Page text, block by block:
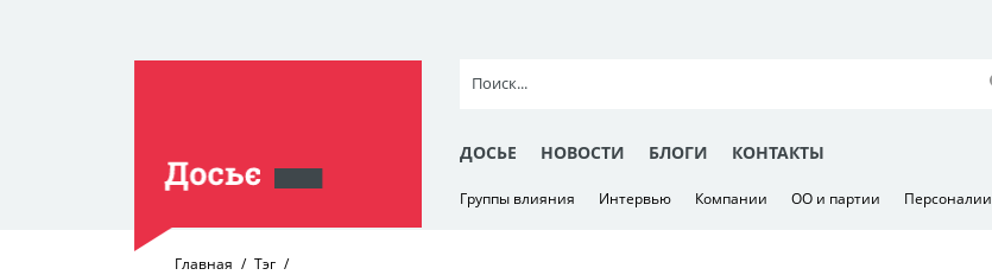
ДОСЬЕ НОВОСТИ БЛОГИ КОНТАКТЫ
Группы влияния Интервью Компании ОО и партии Персоналии
Главная Тэг